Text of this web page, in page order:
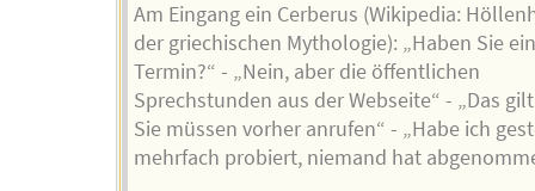
Am Eingang ein Cerberus (Wikipedia:
der griechischen Mythologie): „Haben Sie
Termin?“ - „Nein, aber die öffentlichen
Sprechstunden aus der Webseite“ - „Das
Sie müssen vorher anrufen“ - „Habe ich
mehrfach probiert, niemand hat